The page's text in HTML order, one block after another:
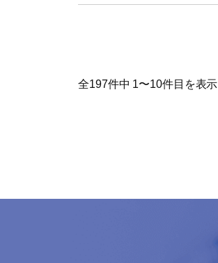
全197件中 1〜10件目を表示